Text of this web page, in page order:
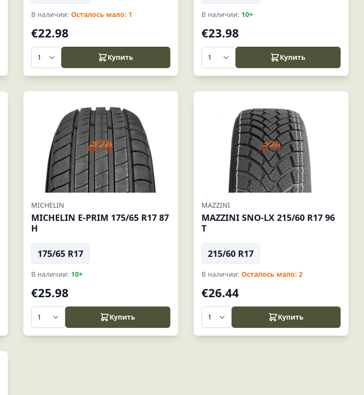
В наличии: Осталось мало: 1
€22.98
Купить
В наличии: 10+
€23.98
Купить
MICHELIN
MICHELIN E-PRIM 175/65 R17 87
H
175/65 R17
В наличии: 10+
€25.98
Купить
MAZZINI
MAZZINI SNO-LX 215/60 R17 96
T
215/60 R17
В наличии: Осталось мало: 2
€26.44
Купить